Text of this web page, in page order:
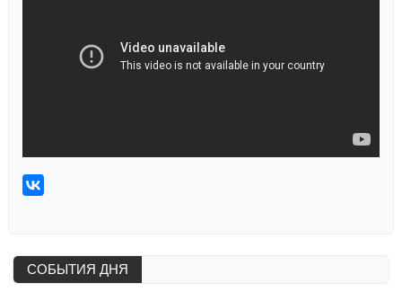
СОБЫТИЯ ДНЯ